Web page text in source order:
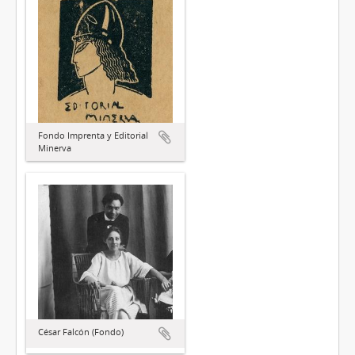
Fondo Imprenta y Editorial
Minerva
César Falcón (Fondo)